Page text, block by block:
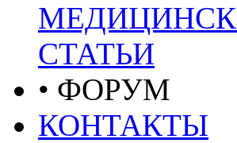
СТАТЬИ
• ФОРУМ
КОНТАКТЫ